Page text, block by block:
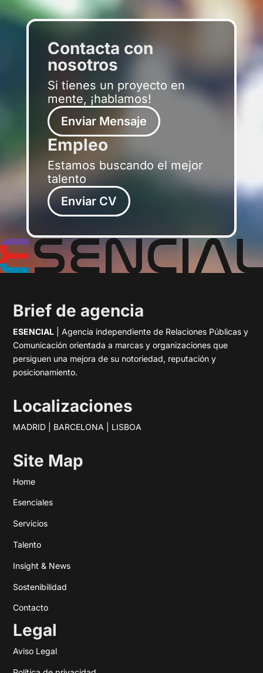
Contacta con
nosotros
Si tienes un proyecto en
mente, ¡hablamos!
Enviar Mensaje
Empleo
Estamos buscando el mejor
talento
Enviar CV
Brief de agencia
ESENCIAL | Agencia independiente de Relaciones Públicas y
Comunicación orientada a marcas y organizaciones que
persiguen una mejora de su notoriedad, reputación y
posicionamiento.
Localizaciones
MADRID | BARCELONA | LISBOA
Site Map
Home
Esenciales
Servicios
Talento
Insight & News
Sostenibilidad
Contacto
Legal
Aviso Legal